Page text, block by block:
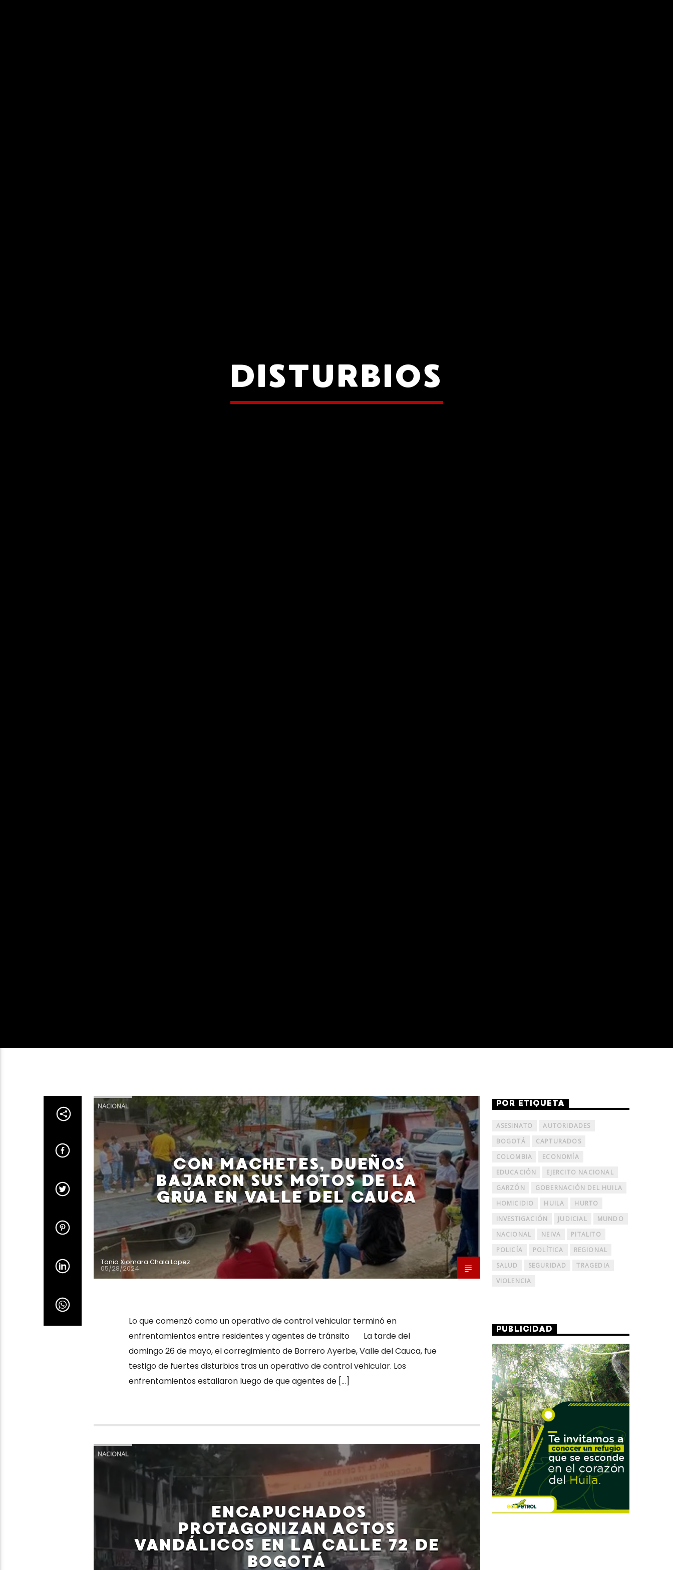
DISTURBIOS
NACIONAL
CON MACHETES, DUEÑOS
BAJARON SUS MOTOS DE LA
GRÚA EN VALLE DEL CAUCA
Tania Xiomara Chala Lopez
05/28/2024
Lo que comenzó como un operativo de control vehicular terminó en
enfrentamientos entre residentes y agentes de tránsito La tarde del
domingo 26 de mayo, el corregimiento de Borrero Ayerbe, Valle del Cauca, fue
testigo de fuertes disturbios tras un operativo de control vehicular. Los
enfrentamientos estallaron luego de que agentes de […]
NACIONAL
ENCAPUCHADOS
PROTAGONIZAN ACTOS
VANDÁLICOS EN LA CALLE 72 DE
BOGOTÁ
POR ETIQUETA
ASESINATO
AUTORIDADES
BOGOTÁ
CAPTURADOS
COLOMBIA
ECONOMÍA
EDUCACIÓN
EJERCITO NACIONAL
GARZÓN
GOBERNACIÓN DEL HUILA
HOMICIDIO
HUILA
HURTO
INVESTIGACIÓN
JUDICIAL
MUNDO
NACIONAL
NEIVA
PITALITO
POLICÍA
POLÍTICA
REGIONAL
SALUD
SEGURIDAD
TRAGEDIA
VIOLENCIA
PUBLICIDAD